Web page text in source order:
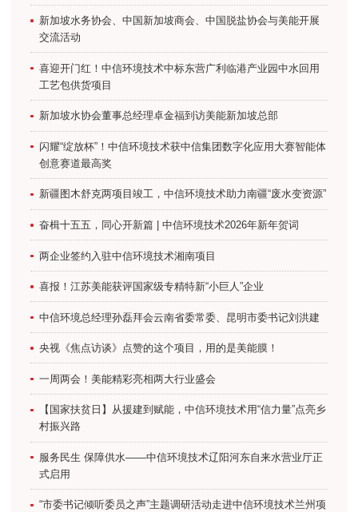
新加坡水务协会、中国新加坡商会、中国脱盐协会与美能开展
交流活动
喜迎开门红！中信环境技术中标东营广利临港产业园中水回用
工艺包供货项目
新加坡水协会董事总经理卓金福到访美能新加坡总部
闪耀“绽放杯”！中信环境技术获中信集团数字化应用大赛智能体
创意赛道最高奖
新疆图木舒克两项目竣工，中信环境技术助力南疆“废水变资源”
奋楫十五五，同心开新篇 | 中信环境技术2026年新年贺词
两企业签约入驻中信环境技术湘南项目
喜报！江苏美能获评国家级专精特新“小巨人”企业
中信环境总经理孙磊拜会云南省委常委、昆明市委书记刘洪建
央视《焦点访谈》点赞的这个项目，用的是美能膜！
一周两会！美能精彩亮相两大行业盛会
【国家扶贫日】从援建到赋能，中信环境技术用“信力量”点亮乡
村振兴路
服务民生 保障供水——中信环境技术辽阳河东自来水营业厅正
式启用
“市委书记倾听委员之声”主题调研活动走进中信环境技术兰州项